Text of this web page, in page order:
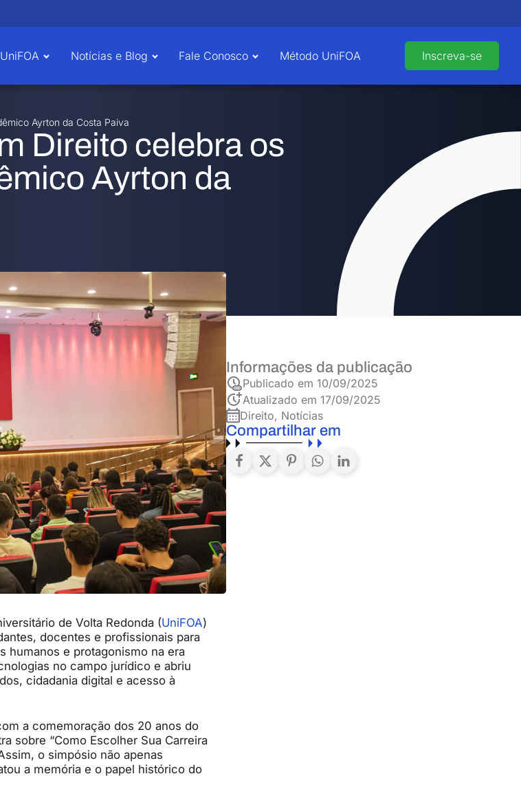
Notícias e Blog Fale Conosco Método UniFOA Inscreva-se
Ayrton da Costa Paiva
Direito celebra os
Ayrton da
de Volta Redonda (UniFOA)
docentes e profissionais para
humanos e protagonismo na era
no campo jurídico e abriu
cidadania digital e acesso à
a comemoração dos 20 anos do
sobre “Como Escolher Sua Carreira
o simpósio não apenas
a memória e o papel histórico do
Informações da publicação
Publicado em10/09/2025
Atualizado em 17/09/2025
Direito, Notícias
Compartilhar em